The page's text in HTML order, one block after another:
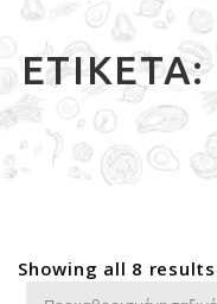
ΕΤΙΚΈΤΑ:
Showing all 8 results